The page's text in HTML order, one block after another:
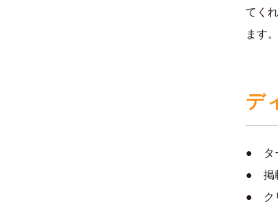
てく
ます。
デ
● タ
● 掲
● ク